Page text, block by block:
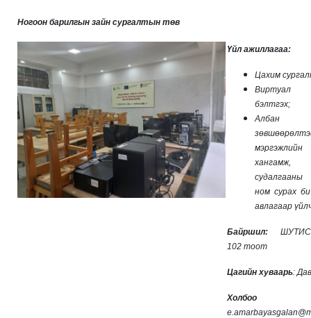
Ногоон барилгын зайн сургалтын төв
Үйл ажиллагаа:
Цахим
Виртуал
бэлтгэх;
Албан
судалгааны
ном сурах
авлагаар
Байршил:
102 тоот
Цагийн хуваарь:
Холбоо